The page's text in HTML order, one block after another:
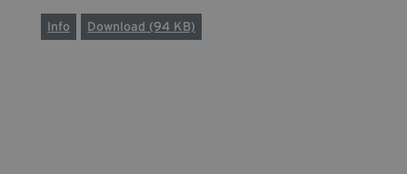
La fondazione 2025
Info Download (94 KB)